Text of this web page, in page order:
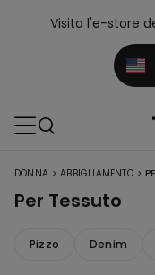
Visita l'e-store
DONNA > ABBIGLIAMENTO >
Per Tessuto
Pizzo Denim